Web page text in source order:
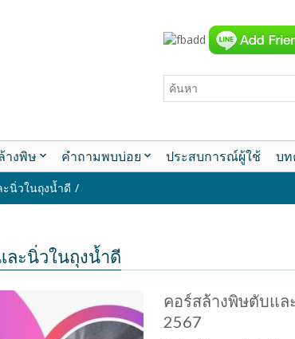
างพิษ คำถามพบบ่อย ประสบการณ์ผู้ใช้ บท
นิ่วในถุงน้ำดี
ละนิ่วในถุงน้ำดี
คอร์สล้างพิษตับแล
2567